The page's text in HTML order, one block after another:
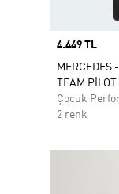
Price
4.449 TL
MERCEDES
TEAM
Çocuk
2 renk